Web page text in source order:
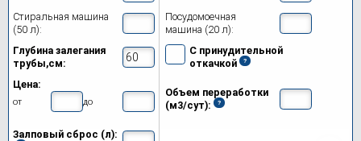
Стиральная машина
(50 л):
Посудомоечная
машина (20 л):
Глубина залегания
трубы,см:
С принудительной
откачкой
Цена:
от до
Объем переработки
(м3/сут):
Залповый сброс (л):
Септик Топас 12 в Апрелевке
Модификации
Цены на монтаж
Обслуживание